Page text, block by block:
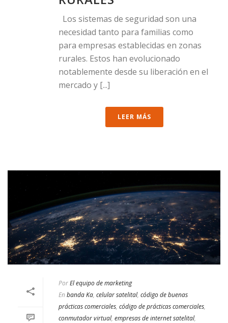
Los sistemas de seguridad son una
necesidad tanto para familias como
para empresas establecidas en zonas
rurales. Estos han evolucionado
notablemente desde su liberación en el
mercado y [...]
LEER MÁS
PorEl equipo de marketing
En banda Ka, celular satelital, código de buenas
prácticas comerciales, código de prácticas comerciales,
conmutador virtual, empresas de internet satelital,